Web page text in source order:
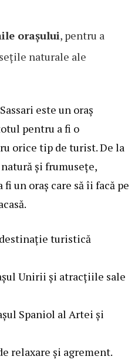
orașului, pentru a
naturale ale
este un oraș
pentru a fi o
orice tip de turist. De la
și frumusețe,
un oraș care să îi facă pe
turistică
Unirii și atracțiile sale
Spaniol al Artei și
relaxare și agrement.